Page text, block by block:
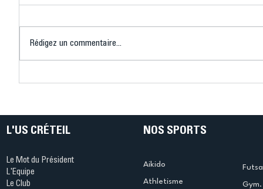
Ping ? Quand le tennis de
termine
Rédigez un commentaire...
L'US CRÉTEIL
Le Mot du Président
L'Equipe
Le Club
NOS SPORTS
Aikido
Athletisme